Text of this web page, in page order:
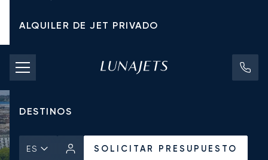
ALQUILER DE JET PRIVADO
TARIFAS DE CHÁRTER
JETS PRIVADOS
DESTINOS
ES SOLICITAR PRESUPUESTO